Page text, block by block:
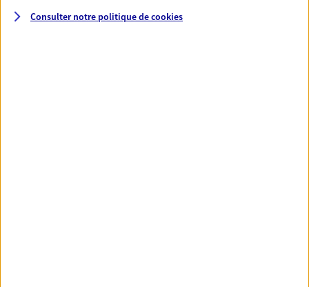
Prévoyance
Consulter notre politique decookies